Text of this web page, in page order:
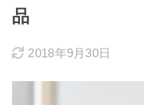
品
2018年9月30日